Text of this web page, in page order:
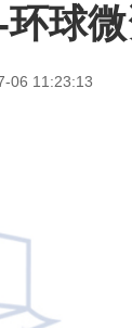
球
06 11:23:13